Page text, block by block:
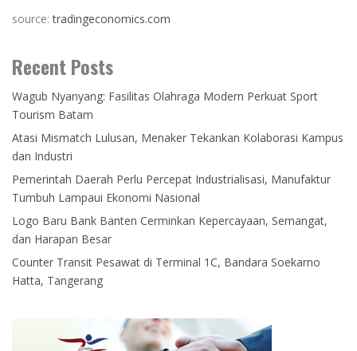
source:tradingeconomics.com
Recent Posts
Wagub Nyanyang: Fasilitas Olahraga Modern Perkuat Sport
Tourism Batam
Atasi Mismatch Lulusan, Menaker Tekankan Kolaborasi Kampus
dan Industri
Pemerintah Daerah Perlu Percepat Industrialisasi, Manufaktur
Tumbuh Lampaui Ekonomi Nasional
Logo Baru Bank Banten Cerminkan Kepercayaan, Semangat,
dan Harapan Besar
Counter Transit Pesawat di Terminal 1C, Bandara Soekarno
Hatta, Tangerang